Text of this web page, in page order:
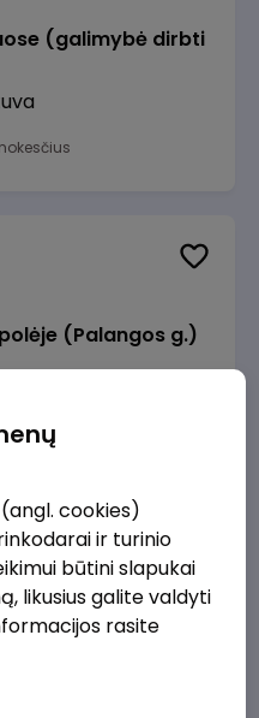
(galimybė dirbti
(Palangos g.)
Manager (fixed
cookies)
ir turinio
būtini slapukai
likusius galite valdyti
rasite